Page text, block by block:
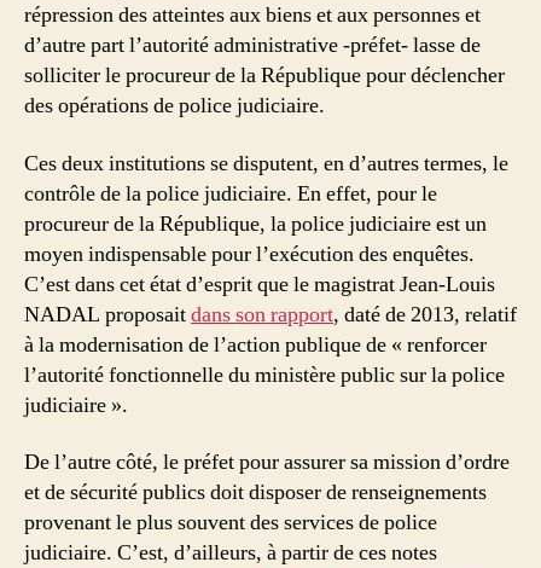
répression des atteintes aux biens et aux personnes et
d’autre part l’autorité administrative -préfet- lasse de
solliciter le procureur de la République pour déclencher
des opérations de police judiciaire.
Ces deux institutions se disputent, en d’autres termes, le
contrôle de la police judiciaire. En effet, pour le
procureur de la République, la police judiciaire est un
moyen indispensable pour l’exécution des enquêtes.
C’est dans cet état d’esprit que le magistrat Jean-Louis
NADAL proposaitdans son rapport, daté de 2013, relatif
à la modernisation de l’action publique de « renforcer
l’autorité fonctionnelle du ministère public sur la police
judiciaire ».
De l’autre côté, le préfet pour assurer sa mission d’ordre
et de sécurité publics doit disposer de renseignements
provenant le plus souvent des services de police
judiciaire. C’est, d’ailleurs, à partir de ces notes